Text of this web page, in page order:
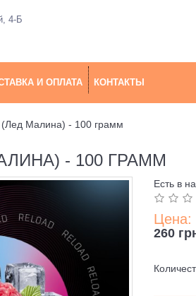
4-Б
И ОПЛАТА КОНТАКТЫ
(Лед Малина) - 100 грамм
- 100 ГРАММ
Есть в
Цена:
260